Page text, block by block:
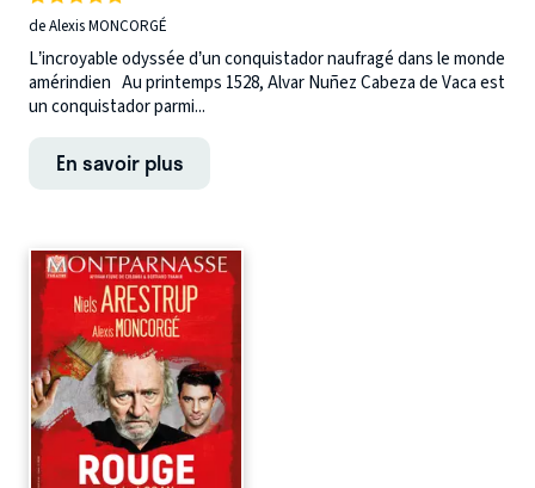
de Alexis MONCORGÉ
L’incroyable odyssée d’un conquistador naufragé dans le monde
amérindien Au printemps 1528, Alvar Nuñez Cabeza de Vaca est
un conquistador parmi...
En savoir plus